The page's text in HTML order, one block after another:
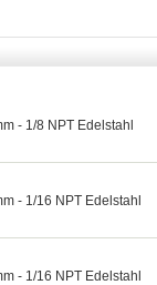
- 1/8 NPT Edelstahl
- 1/16 NPT Edelstahl
- 1/16 NPT Edelstahl